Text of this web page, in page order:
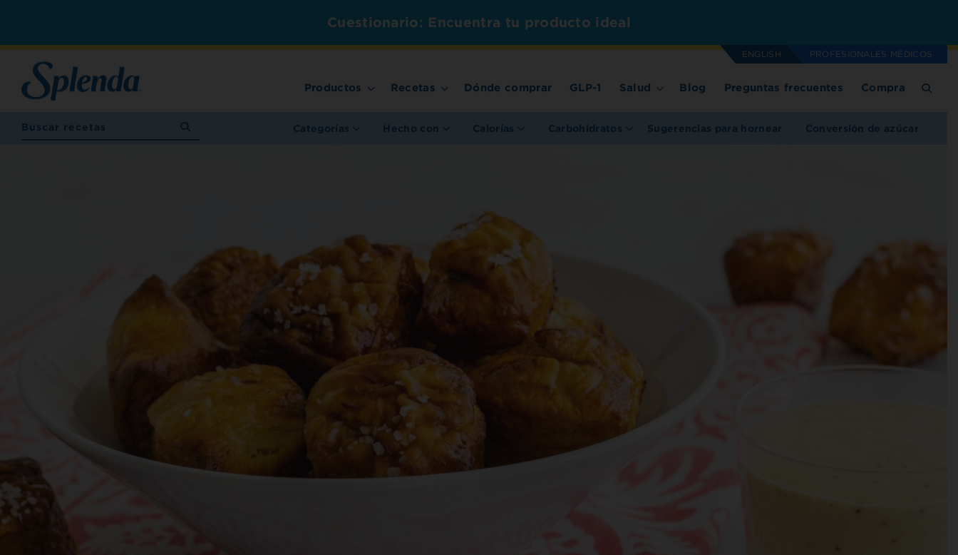
Cuestionario: Encuentra tu producto ideal
ENGLISH PROFESIONALES MÉDICOS
Productos Recetas Dónde comprar GLP-1 Salud Blog Preguntas frecuentes Compra
Categorías Hecho con Calorías Carbohidratos Sugerencias para hornear Conversión de azúcar